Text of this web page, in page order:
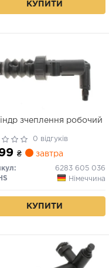
КУПИТИ
зчеплення робочий
0 відгуків
₴ завтра
6283 605 036
Німеччина
КУПИТИ